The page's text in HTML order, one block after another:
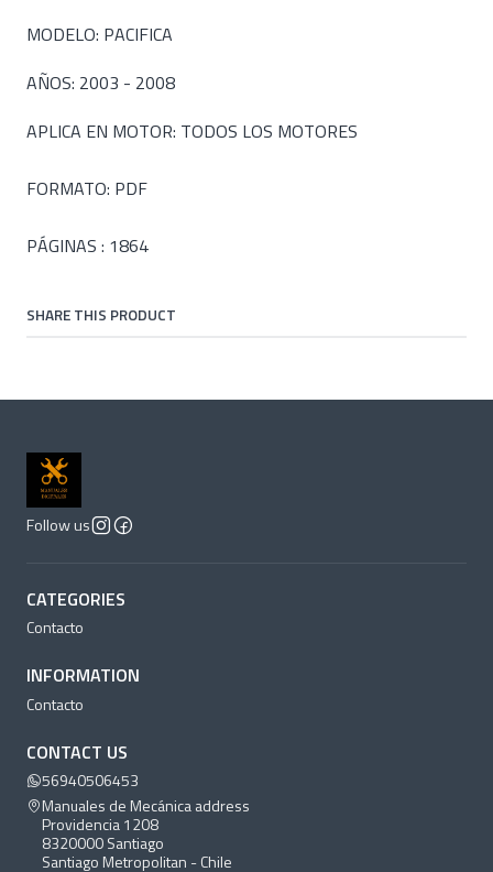
MODELO: PACIFICA
AÑOS: 2003 - 2008
APLICA EN MOTOR: TODOS LOS MOTORES
FORMATO: PDF
PÁGINAS : 1864
SHARE THIS PRODUCT
Follow us
CATEGORIES
Contacto
INFORMATION
Contacto
CONTACT US
56940506453
Manuales de Mecánica address
Providencia 1208
8320000 Santiago
Santiago Metropolitan - Chile